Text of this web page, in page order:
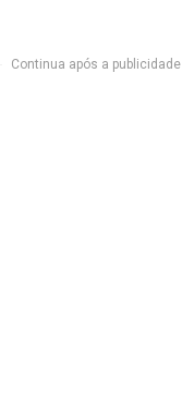
Continua após a publicidade